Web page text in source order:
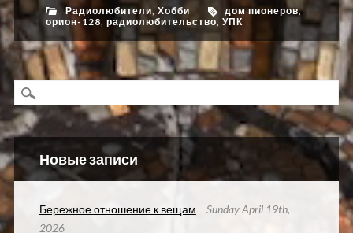
Радиолюбители, Хобби дом пионеров,
орион-128, радиолюбительство, УПК
Новые записи
Бережное отношение к вещам
Sunday April 19th,
2026